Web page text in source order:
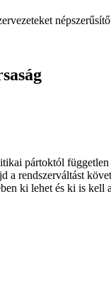
népszerűsítő
pártoktól
rendszerváltást
ki lehet és ki is kell